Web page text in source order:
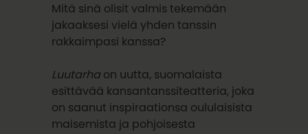
Mitä sinä olisit valmis tekemään
jakaaksesi vielä yhden tanssin
rakkaimpasi kanssa?
Luutarha on uutta, suomalaista
esittävää kansantanssiteatteria, joka
on saanut inspiraationsa oululaisista
maisemista ja pohjoisesta